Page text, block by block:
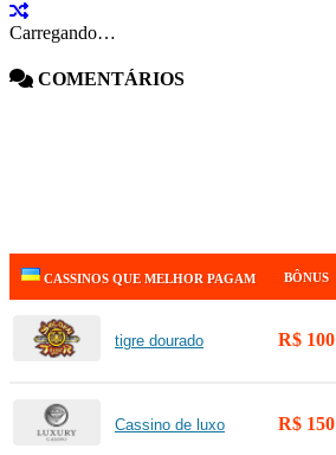
Carregando…
COMENTÁRIOS
CASSINOS QUE MELHOR PAGAM BÔNUS
tigre dourado R$ 100
Cassino de luxo R$ 150